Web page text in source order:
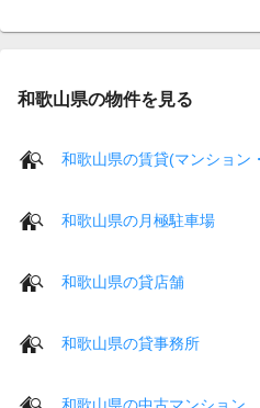
和歌山県の物件を見る
和歌山県の賃貸(マンション
和歌山県の月極駐車場
和歌山県の貸店舗
和歌山県の貸事務所
和歌山県の中古マンション